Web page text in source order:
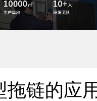
拖链的应